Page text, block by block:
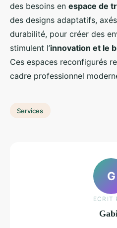
des besoins en espace de
des designs adaptatifs,
durabilité, pour créer des
stimulent l’innovation et le
Ces espaces reconfigurés
cadre professionnel
Services
G
ECRIT